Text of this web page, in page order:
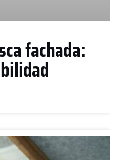
fachada: